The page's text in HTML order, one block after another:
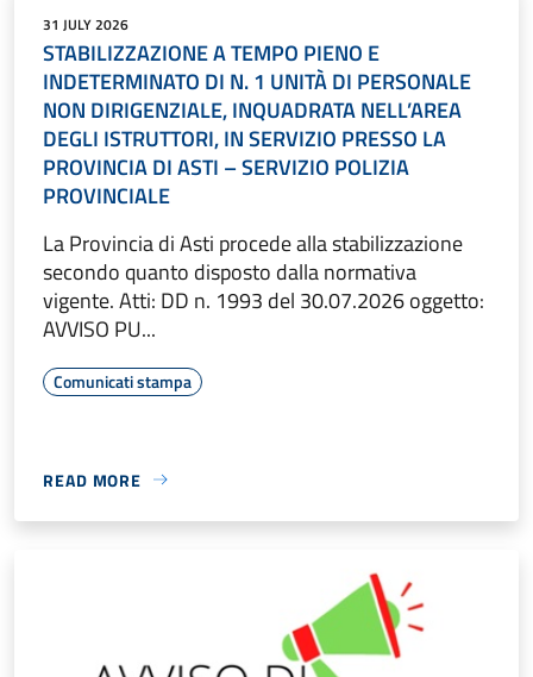
31 JULY 2026
STABILIZZAZIONE A TEMPO PIENO E
INDETERMINATO DI N. 1 UNITÀ DI PERSONALE
NON DIRIGENZIALE, INQUADRATA NELL’AREA
DEGLI ISTRUTTORI, IN SERVIZIO PRESSO LA
PROVINCIA DI ASTI – SERVIZIO POLIZIA
PROVINCIALE
La Provincia di Asti procede alla stabilizzazione
secondo quanto disposto dalla normativa
vigente. Atti: DD n. 1993 del 30.07.2026 oggetto:
AVVISO PU...
Comunicati stampa
READ MORE